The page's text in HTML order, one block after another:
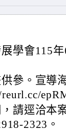
學會115
參。宣導
請逕洽本
2323。